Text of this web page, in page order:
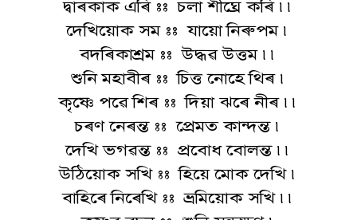
দ্বাৰকাক এৰি :: চলা শীঘ্ৰে কৰি ৷৷
দেখিয়োক সম :: যায়ো নিৰুপম ৷
বদৰিকাশ্ৰম :: উদ্ধৱ উত্তম ৷৷
শুনি মহাবীৰ :: চিত্ত নোহে থিৰ ৷
কৃষ্ণে পৱে শিৰ :: দিয়া ঝৰে নীৰ ৷৷
চৰণ নেৰন্ত :: প্ৰেমত কান্দন্ত ৷
দেখি ভগৱন্ত :: প্ৰবোধ বোলন্ত ৷৷
উঠিয়োক সখি :: হিয়ে মোক দেখি ৷
বাহিৰে নিৰেখি :: ভ্ৰমিয়োক সখি ৷৷